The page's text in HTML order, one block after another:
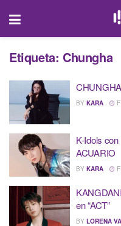
Etiqueta: Chungha
BY KARA
K-Idols
ACUARIO
BY KARA
en “ACT”
BY LORENA